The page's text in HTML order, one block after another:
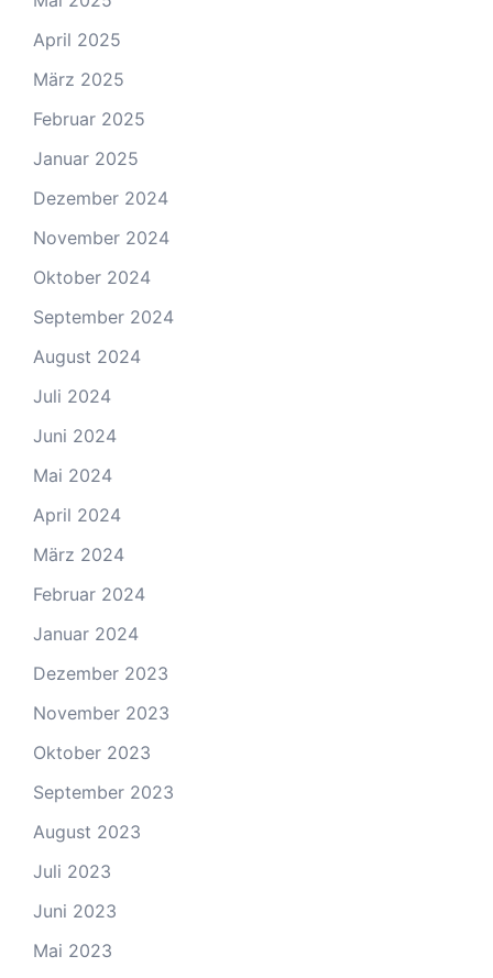
April 2025
März 2025
Februar 2025
Januar 2025
Dezember 2024
November 2024
Oktober 2024
September 2024
August 2024
Juli 2024
Juni 2024
Mai 2024
April 2024
März 2024
Februar 2024
Januar 2024
Dezember 2023
November 2023
Oktober 2023
September 2023
August 2023
Juli 2023
Juni 2023
Mai 2023